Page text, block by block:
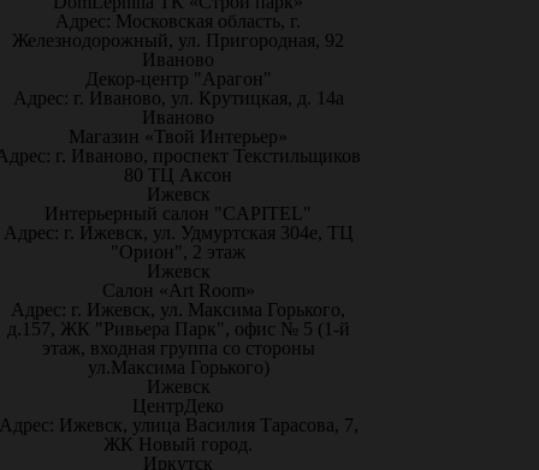
Адрес: Московская область, г.
Железнодорожный, ул. Пригородная, 92
Иваново
Декор-центр "Арагон"
Адрес: г. Иваново, ул. Крутицкая, д. 14а
Иваново
Магазин «Твой Интерьер»
г. Иваново, проспект Текстильщиков
80 ТЦ Аксон
Ижевск
Интерьерный салон "CAPITEL"
Адрес: г. Ижевск, ул. Удмуртская 304е, ТЦ
"Орион", 2 этаж
Ижевск
Салон «Art Room»
Адрес: г. Ижевск, ул. Максима Горького,
д.157, ЖК "Ривьера Парк", офис № 5 (1-й
этаж, входная группа со стороны
ул.Максима Горького)
Ижевск
ЦентрДеко
Ижевск, улица Василия Тарасова, 7,
ЖК Новый город.
Иркутск